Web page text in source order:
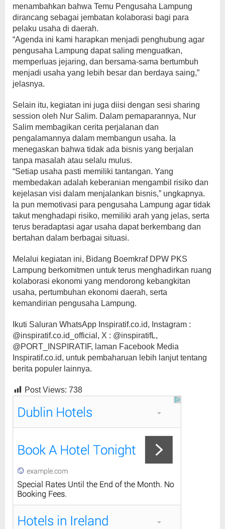
menambahkan bahwa Temu Pengusaha Lampung
dirancang sebagai jembatan kolaborasi bagi para
pelaku usaha di daerah.
“Agenda ini kami harapkan menjadi penghubung agar
pengusaha Lampung dapat saling menguatkan,
memperluas jejaring, dan bersama-sama bertumbuh
menjadi usaha yang lebih besar dan berdaya saing,”
jelasnya.
Selain itu, kegiatan ini juga diisi dengan sesi sharing
session oleh Nur Salim. Dalam pemaparannya, Nur
Salim membagikan cerita perjalanan dan
pengalamannya dalam membangun usaha. Ia
menegaskan bahwa tidak ada bisnis yang berjalan
tanpa masalah atau selalu mulus.
“Setiap usaha pasti memiliki tantangan. Yang
membedakan adalah keberanian mengambil risiko dan
kejelasan visi dalam menjalankan bisnis,” ungkapnya.
Ia pun memotivasi para pengusaha Lampung agar tidak
takut menghadapi risiko, memiliki arah yang jelas, serta
terus beradaptasi agar usaha dapat berkembang dan
bertahan dalam berbagai situasi.
Melalui kegiatan ini, Bidang Boemkraf DPW PKS
Lampung berkomitmen untuk terus menghadirkan ruang
kolaborasi ekonomi yang mendorong kebangkitan
usaha, pertumbuhan ekonomi daerah, serta
kemandirian pengusaha Lampung.
Ikuti Saluran WhatsApp Inspiratif.co.id, Instagram :
@inspiratif.co.id_official, X : @inspiratifL,
@PORT_INSPIRATIF, laman Facebook Media
Inspiratif.co.id, untuk pembaharuan lebih lanjut tentang
berita populer lainnya.
Post Views: 738